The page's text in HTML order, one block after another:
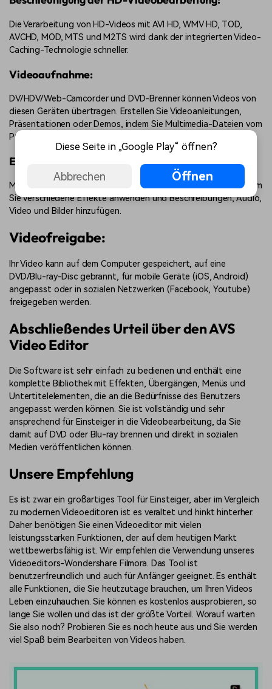
Die Verarbeitung von HD-Videos mit AVI HD, WMV HD, TOD,
AVCHD, MOD, MTS und M2TS wird dank der integrierten Video-
Caching-Technologie schneller.
Videoaufnahme:
DV/HDV/Web-Camcorder und DVD-Brenner können Videos von
diesen Geräten übertragen. Erstellen Sie Videoanleitungen,
Präsentationen oder Demos, indem Sie Multimedia-Dateien vom
PC-Bildschirm aufnehmen.
Erstellen von Blu-Ray Videos:
Mit dem Blu-ray Editor können Sie Ihre Videos bearbeiten, indem
Sie verschiedene Effekte anwenden und Beschreibungen, Audio,
Video und Bilder hinzufügen.
Videofreigabe:
Ihr Video kann auf dem Computer gespeichert, auf eine
DVD/Blu-ray-Disc gebrannt, für mobile Geräte (iOS, Android)
angepasst oder in sozialen Netzwerken (Facebook, Youtube)
freigegeben werden.
Abschließendes Urteil über den AVS
Video Editor
Die Software ist sehr einfach zu bedienen und enthält eine
komplette Bibliothek mit Effekten, Übergängen, Menüs und
Untertitelelementen, die an die Bedürfnisse des Benutzers
angepasst werden können. Sie ist vollständig und sehr
ansprechend für Einsteiger in die Videobearbeitung, da Sie
damit auf DVD oder Blu-ray brennen und direkt in sozialen
Medien veröffentlichen können.
Unsere Empfehlung
Es ist zwar ein großartiges Tool für Einsteiger, aber im Vergleich
zu modernen Videoeditoren ist es veraltet und hinkt hinterher.
Daher benötigen Sie einen Videoeditor mit vielen
leistungsstarken Funktionen, der auf dem heutigen Markt
wettbewerbsfähig ist. Wir empfehlen die Verwendung unseres
Videoeditors-Wondershare Filmora. Das Tool ist
benutzerfreundlich und auch für Anfänger geeignet. Es enthält
alle Funktionen, die Sie heutzutage brauchen, um Ihren Videos
Leben einzuhauchen. Sie können es kostenlos ausprobieren, so
lange Sie wollen und das ist der größte Vorteil. Worauf warten
Sie also noch? Probieren Sie es noch heute aus und Sie werden
viel Spaß beim Bearbeiten von Videos haben.
Diese Seite in „Google Play“ öffnen?
Abbrechen Öffnen